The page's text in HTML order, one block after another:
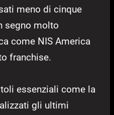
meno di cinque
segno molto
come NIS America
franchise.
essenziali come la
gli ultimi